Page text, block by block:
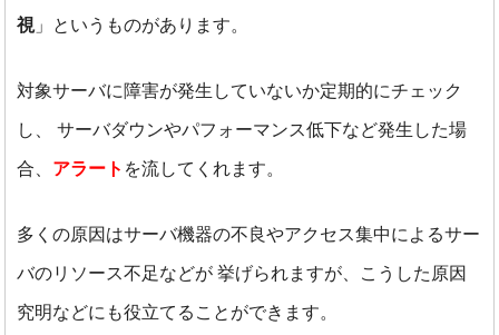
視」というものがあります。
対象サーバに障害が発生していないか定期的にチェック
し、 サーバダウンやパフォーマンス低下など発生した場
合、 アラート を流してくれます。
多くの原因はサーバ機器の不良やアクセス集中によるサー
バのリソース不足などが 挙げられますが、こうした原因
究明などにも役立てることができます。